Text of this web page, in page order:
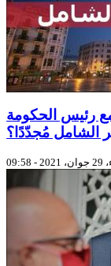
مع رئيس الحكومة
الشامل مُجدّدًا؟